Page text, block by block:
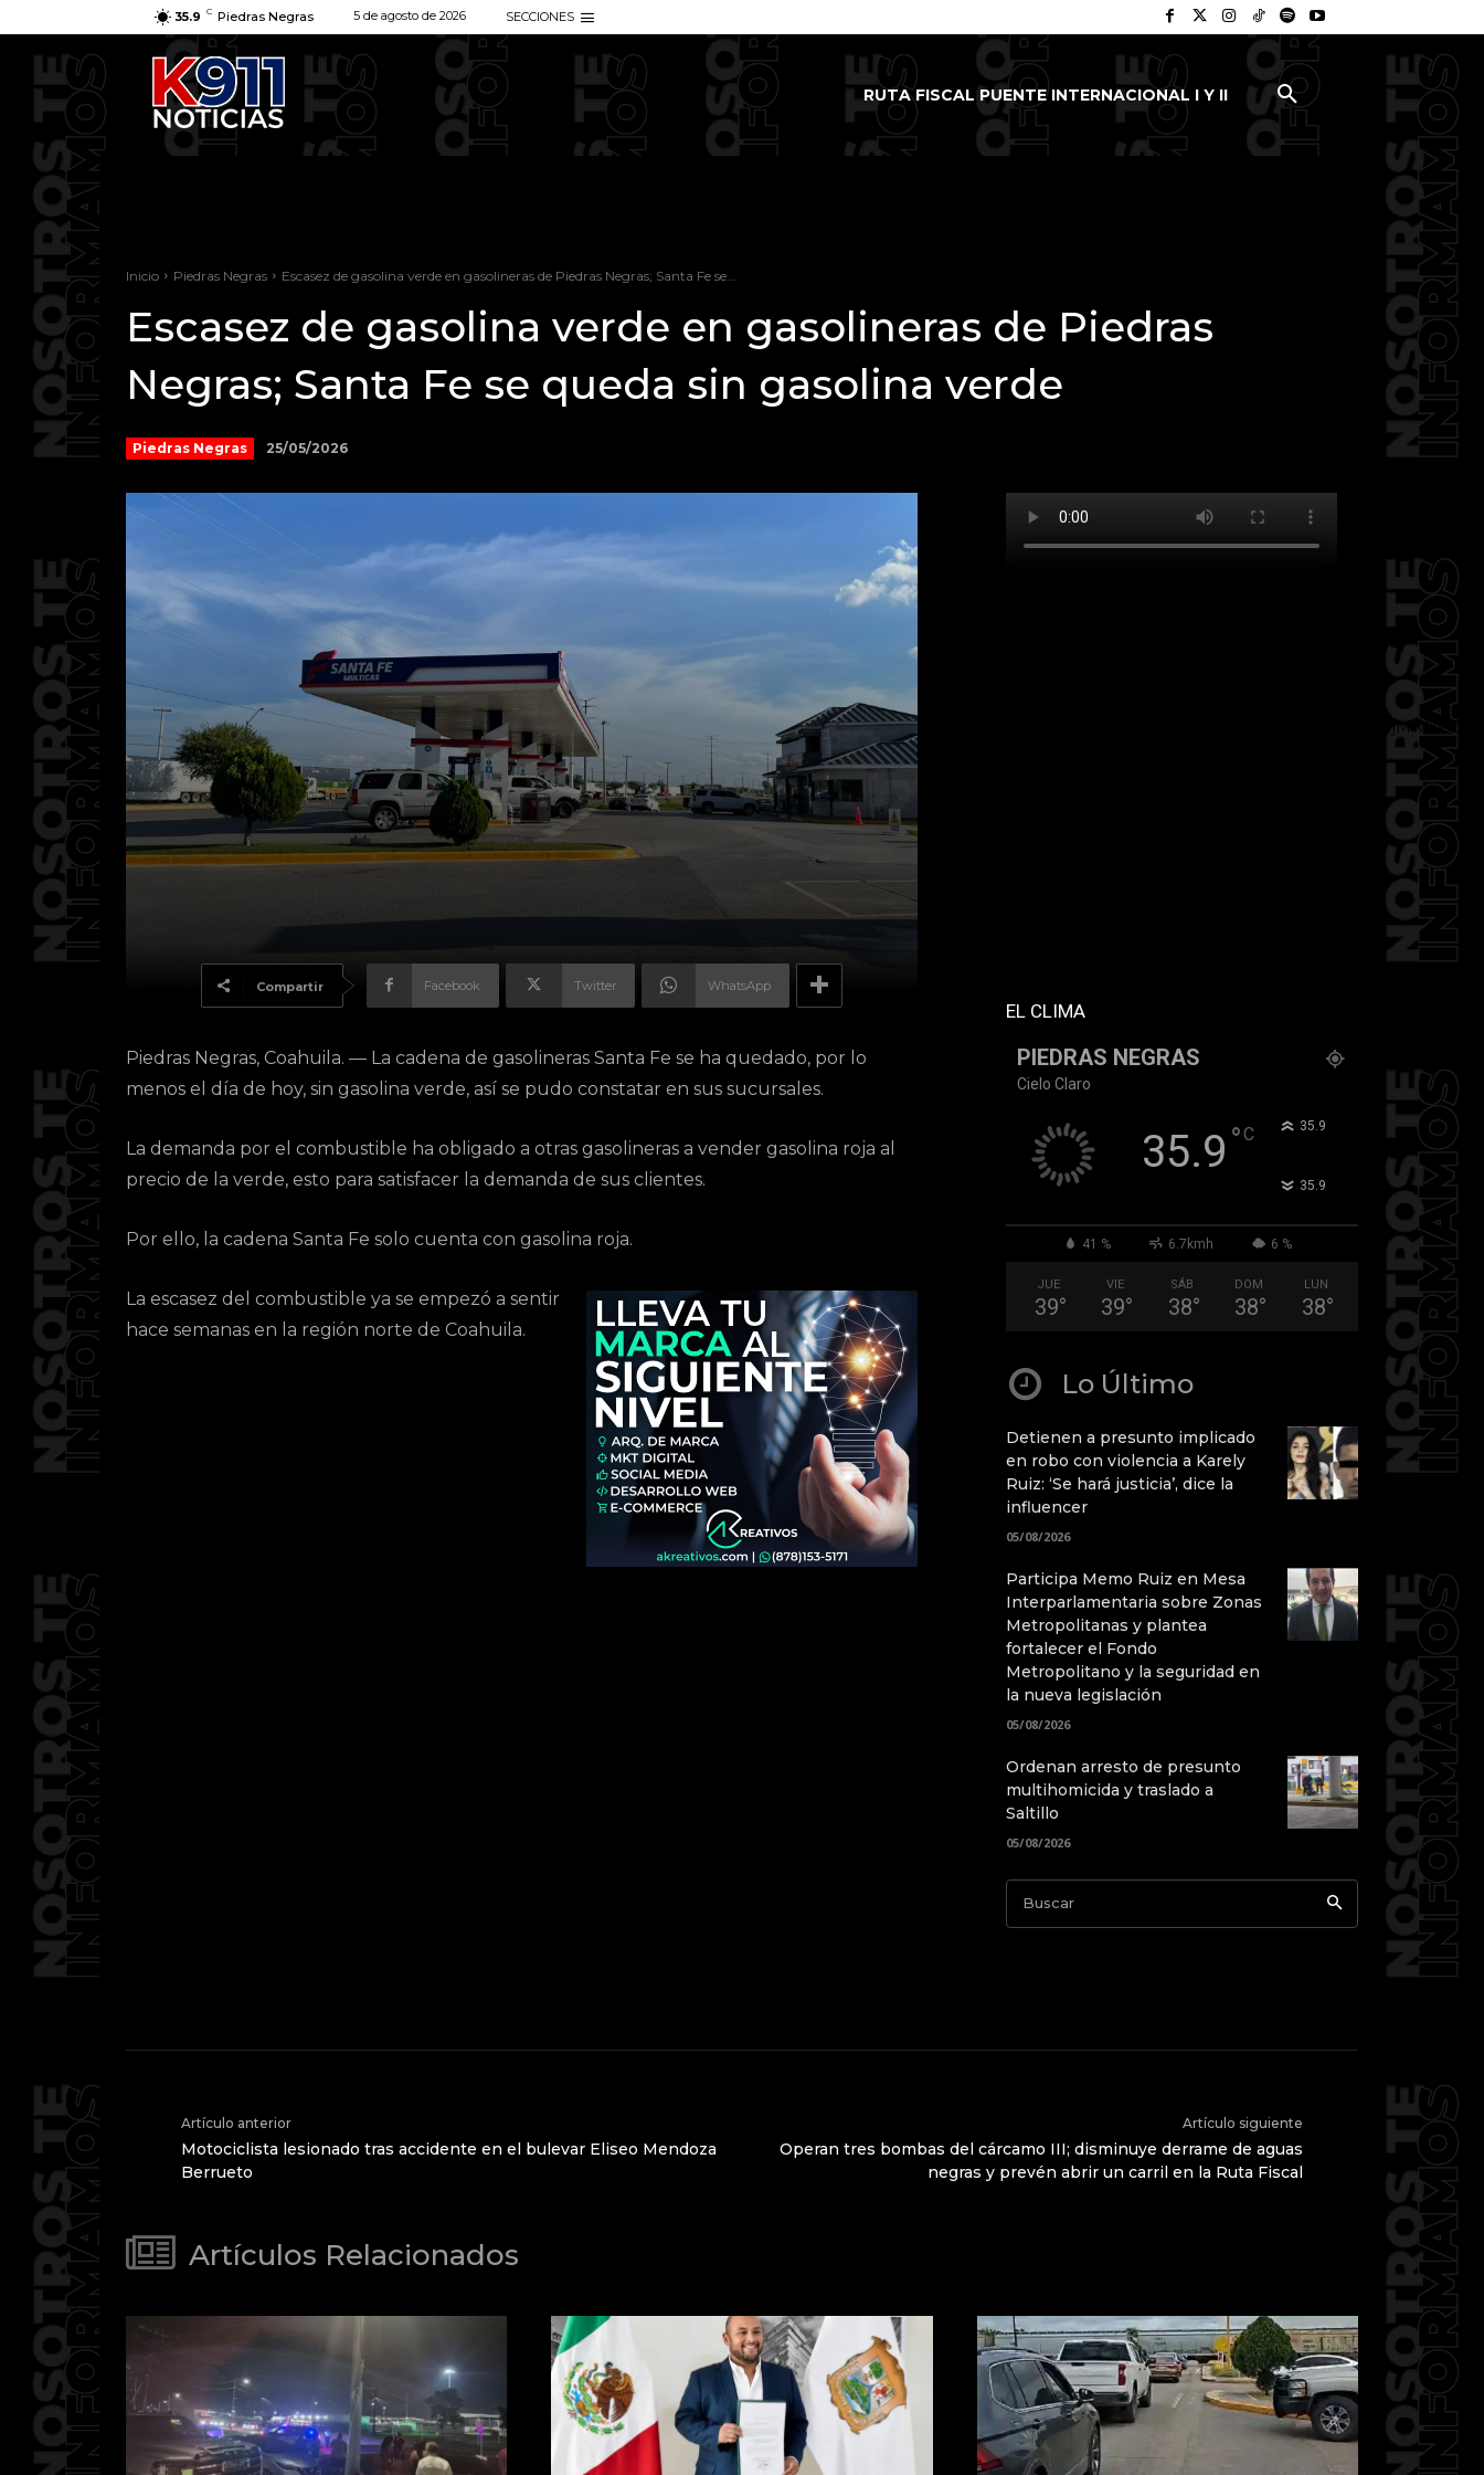
35.9 C Piedras Negras 5 de agosto de 2026 SECCIONES
RUTA FISCAL PUENTE INTERNACIONAL I Y II
Inicio Piedras Negras Escasez de gasolina verde en gasolineras de Piedras Negras; Santa Fe se...
Escasez de gasolina verde en gasolineras de Piedras
Negras; Santa Fe se queda sin gasolina verde
Piedras Negras 25/05/2026
Compartir Facebook Twitter WhatsApp
Piedras Negras, Coahuila. — La cadena de gasolineras Santa Fe se ha quedado, por lo
menos el día de hoy, sin gasolina verde, así se pudo constatar en sus sucursales.
La demanda por el combustible ha obligado a otras gasolineras a vender gasolina roja al
precio de la verde, esto para satisfacer la demanda de sus clientes.
Por ello, la cadena Santa Fe solo cuenta con gasolina roja.
La escasez del combustible ya se empezó a sentir
hace semanas en la región norte de Coahuila.
EL CLIMA
PIEDRAS NEGRAS
Cielo Claro
35.9 °C 35.9
35.9
41 % 6.7kmh 6 %
JUE
39°
VIE
39°
SÁB
38°
DOM
38°
LUN
38°
Lo Último
Detienen a presunto implicado
en robo con violencia a Karely
Ruiz: ‘Se hará justicia’, dice la
influencer
05/08/2026
Participa Memo Ruiz en Mesa
Interparlamentaria sobre Zonas
Metropolitanas y plantea
fortalecer el Fondo
Metropolitano y la seguridad en
la nueva legislación
05/08/2026
Ordenan arresto de presunto
multihomicida y traslado a
Saltillo
05/08/2026
Buscar
Artículo anterior
Motociclista lesionado tras accidente en el bulevar Eliseo Mendoza
Berrueto
Artículo siguiente
Operan tres bombas del cárcamo III; disminuye derrame de aguas
negras y prevén abrir un carril en la Ruta Fiscal
Artículos Relacionados